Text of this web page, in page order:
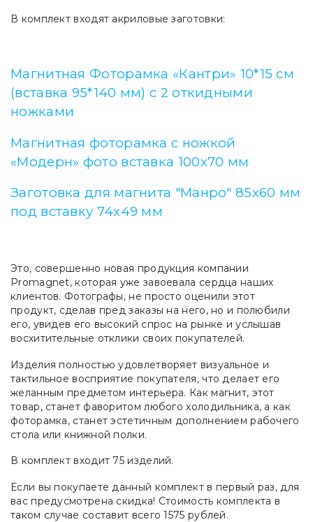
В комплект входят акриловые заготовки:
Магнитная Фоторамка «Кантри» 10*15 см
(вставка 95*140 мм) с 2 откидными
ножками
Магнитная фоторамка с ножкой
«Модерн» фото вставка 100х70 мм
Заготовка для магнита "Манро" 85х60 мм
под вставку 74х49 мм
Это, совершенно новая продукция компании
Promagnet, которая уже завоевала сердца наших
клиентов. Фотографы, не просто оценили этот
продукт, сделав пред заказы на него, но и полюбили
его, увидев его высокий спрос на рынке и услышав
восхитительные отклики своих покупателей.
Изделия полностью удовлетворяет визуальное и
тактильное восприятие покупателя, что делает его
желанным предметом интерьера. Как магнит, этот
товар, станет фаворитом любого холодильника, а как
фоторамка, станет эстетичным дополнением рабочего
стола или книжной полки.
В комплект входит 75 изделий.
Если вы покупаете данный комплект в первый раз, для
вас предусмотрена скидка! Стоимость комплекта в
таком случае составит всего 1575 рублей.